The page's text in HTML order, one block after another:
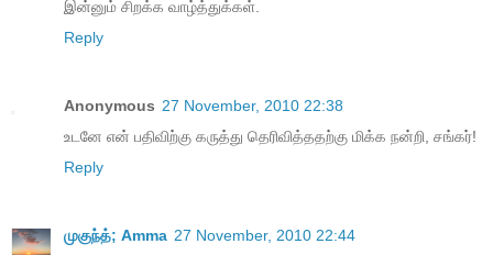
இன்னும் சிறக்க வாழ்த்துக்கள்.
Reply
Anonymous 27 November, 2010 22:38
உடனே என் பதிவிற்கு கருத்து தெரிவித்ததற்கு மிக்க நன்றி, சங்கர்!
Reply
முகுந்த்; Amma 27 November, 2010 22:44